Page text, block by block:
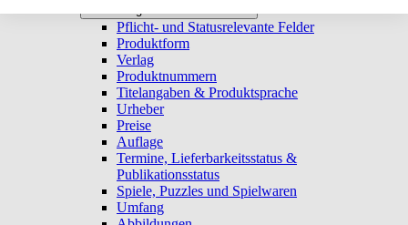
Pflicht- und Statusrelevante Felder
Produktform
Verlag
Produktnummern
Titelangaben & Produktsprache
Urheber
Preise
Auflage
Termine, Lieferbarkeitsstatus &
Publikationsstatus
Spiele, Puzzles und Spielwaren
Umfang